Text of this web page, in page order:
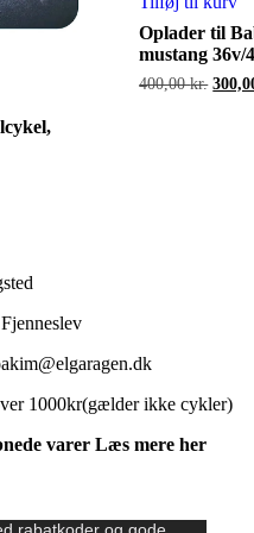
Oplader til
mustang 36v/
400,00kr. Den
1000kr(gælder ikke cykler)
varer Læs mere her